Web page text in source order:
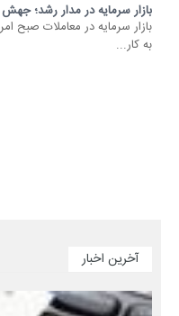
بازار سرمایه در مدار رشد؛
به کار...
آخرین اخبار